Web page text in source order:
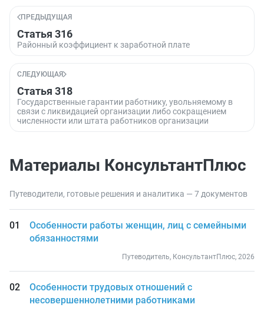
ПРЕДЫДУЩАЯ
Статья 316
Районный коэффициент к заработной плате
СЛЕДУЮЩАЯ
Статья 318
Государственные гарантии работнику, увольняемому в
связи с ликвидацией организации либо сокращением
численности или штата работников организации
Материалы КонсультантПлюс
Путеводители, готовые решения и аналитика — 7 документов
Особенности работы женщин, лиц с семейными
обязанностями
Путеводитель, КонсультантПлюс, 2026
Особенности трудовых отношений с
несовершеннолетними работниками